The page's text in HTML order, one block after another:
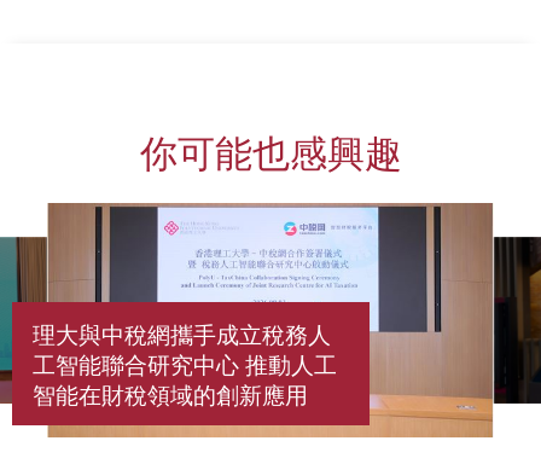
你可能也感興趣
理大與中稅網攜手成立稅務人
工智能聯合研究中心 推動人工
智能在財稅領域的創新應用